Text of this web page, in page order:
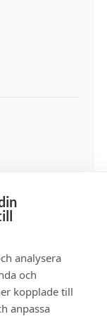
analysera
och
kopplade till
anpassa